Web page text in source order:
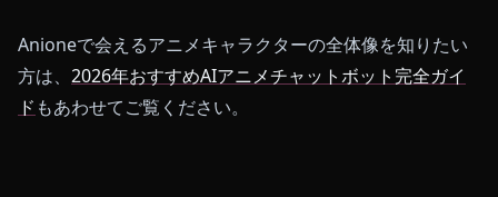
Anioneで会えるアニメキャラクターの全体像を知りたい
方は、 2026年おすすめAIアニメチャットボット完全ガイ
ド もあわせてご覧ください。